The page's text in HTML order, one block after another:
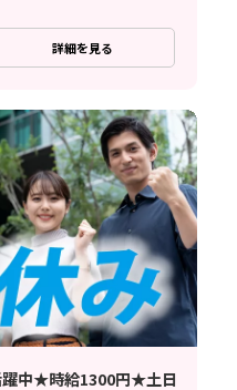
詳細を見る
躍中★時給1300円★土日